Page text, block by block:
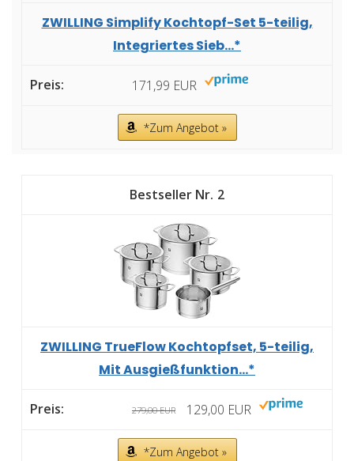
ZWILLING Simplify Kochtopf-Set 5-teilig,
Integriertes Sieb...*
171,99 EUR
*Zum Angebot »
2
ZWILLING TrueFlow Kochtopfset, 5-teilig,
Mit Ausgießfunktion...*
279,00 EUR 129,00 EUR
*Zum Angebot »